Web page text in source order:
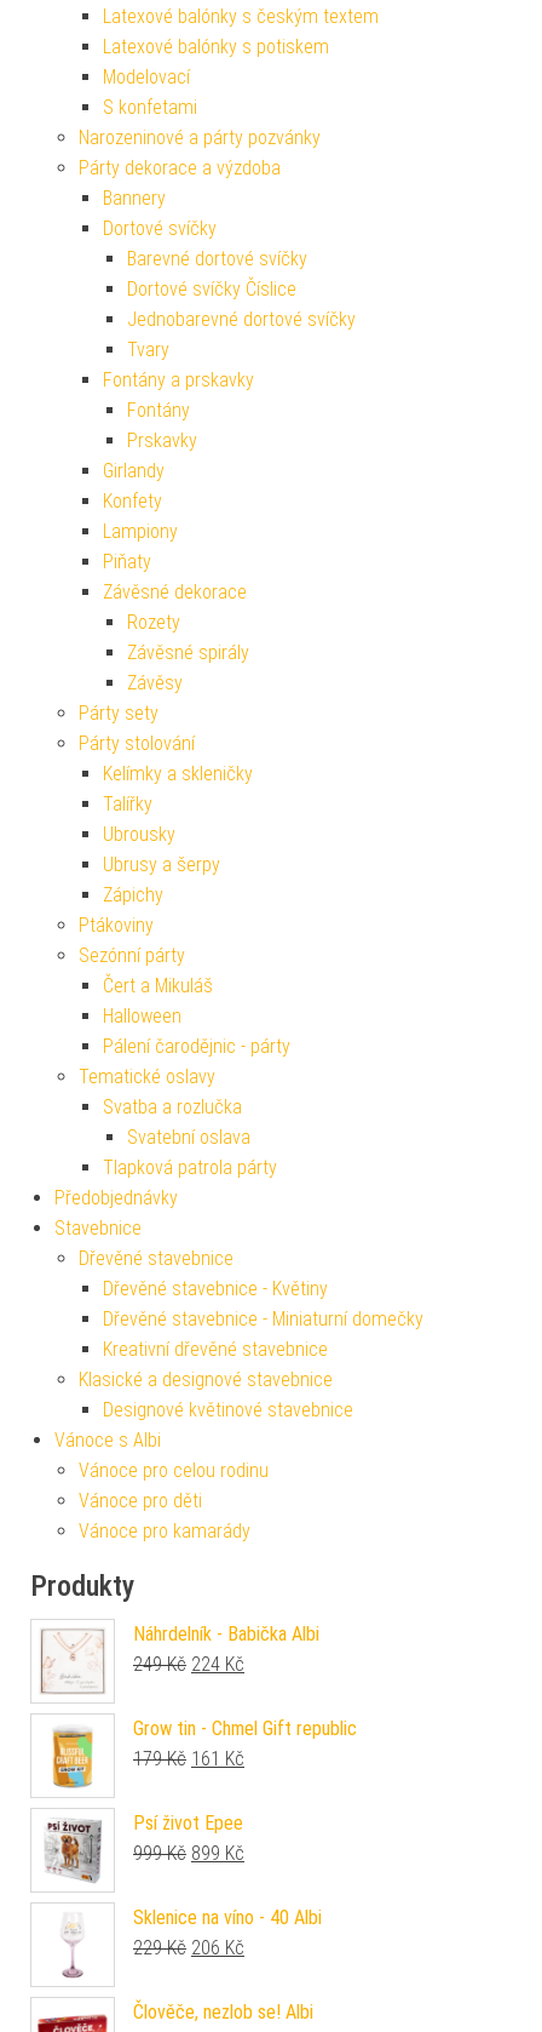
Latexové balónky s českým textem
Latexové balónky s potiskem
Modelovací
S konfetami
Narozeninové a párty pozvánky
Párty dekorace a výzdoba
Bannery
Dortové svíčky
Barevné dortové svíčky
Dortové svíčky Číslice
Jednobarevné dortové svíčky
Tvary
Fontány a prskavky
Fontány
Prskavky
Girlandy
Konfety
Lampiony
Piňaty
Závěsné dekorace
Rozety
Závěsné spirály
Závěsy
Párty sety
Párty stolování
Kelímky a skleničky
Talířky
Ubrousky
Ubrusy a šerpy
Zápichy
Ptákoviny
Sezónní párty
Čert a Mikuláš
Halloween
Pálení čarodějnic - párty
Tematické oslavy
Svatba a rozlučka
Svatební oslava
Tlapková patrola párty
Předobjednávky
Stavebnice
Dřevěné stavebnice
Dřevěné stavebnice - Květiny
Dřevěné stavebnice - Miniaturní domečky
Kreativní dřevěné stavebnice
Klasické a designové stavebnice
Designové květinové stavebnice
Vánoce s Albi
Vánoce pro celou rodinu
Vánoce pro děti
Vánoce pro kamarády
Produkty
Náhrdelník - Babička Albi
249Kč Původní cena byla: 249 Kč.
224 Kč
Grow tin - Chmel Gift republic
179Kč Původní cena byla: 179 Kč.
161 Kč
Psí život Epee
999Kč Původní cena byla: 999 Kč.
899 Kč
Sklenice na víno - 40 Albi
229Kč Původní cena byla: 229 Kč.
206 Kč
Člověče, nezlob se! Albi